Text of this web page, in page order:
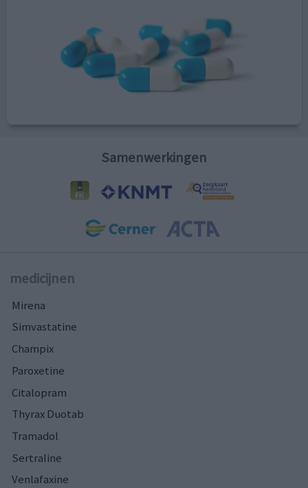
Samenwerkingen
medicijnen
Mirena
Simvastatine
Champix
Paroxetine
Citalopram
Thyrax Duotab
Tramadol
Sertraline
Venlafaxine